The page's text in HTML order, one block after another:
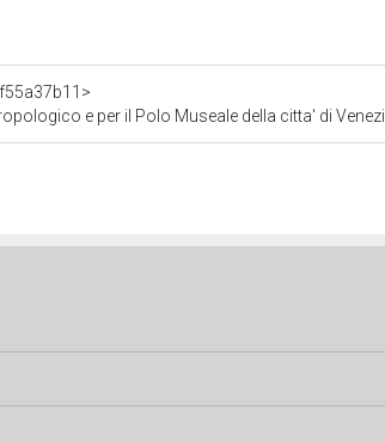
e per il Polo Museale della citta' di